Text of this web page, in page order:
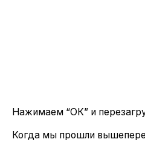
Нажимаем “ОК” и
Когда мы прошли